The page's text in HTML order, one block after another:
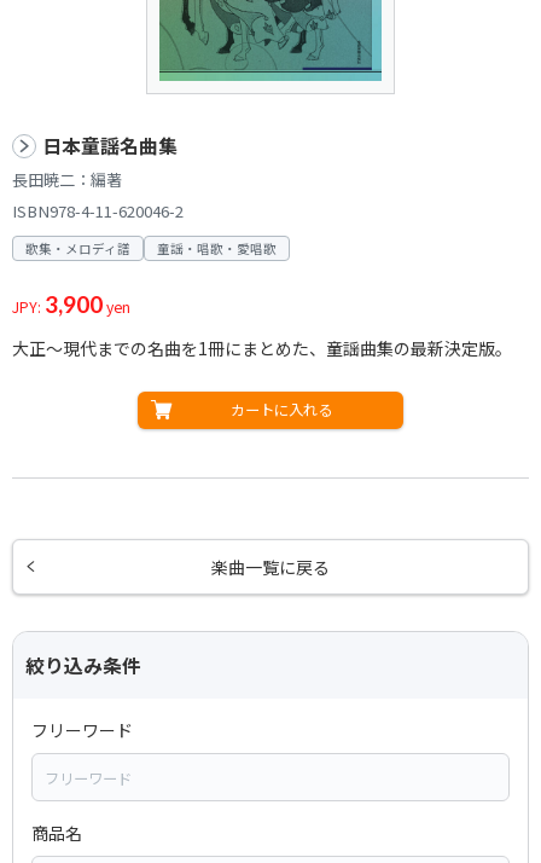
日本童謡名曲集
長田暁二：編著
ISBN978-4-11-620046-2
歌集・メロディ譜 童謡・唱歌・愛唱歌
JPY: 3,900yen
大正～現代までの名曲を1冊にまとめた、童謡曲集の最新決定版。
カートに入れる
楽曲一覧に戻る
絞り込み条件
フリーワード
商品名